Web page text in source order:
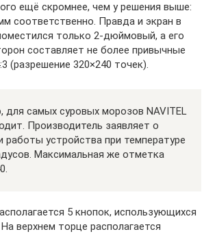
ещё скромнее, чем у решения выше:
соответственно. Правда и экран в
только 2-дюймовый, а его
составляет не более привычные
(разрешение 320×240 точек).
для самых суровых морозов NAVITEL
Производитель заявляет о
устройства при температуре
Максимальная же отметка
5 кнопок, использующихся
верхнем торце располагается